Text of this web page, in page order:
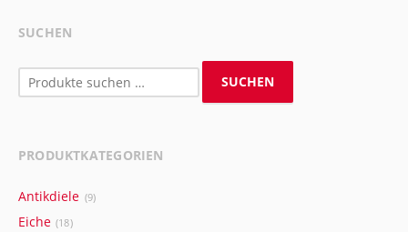
SUCHEN
Suchen
nach:
SUCHEN
PRODUKTKATEGORIEN
Antikdiele (9)
Eiche (18)